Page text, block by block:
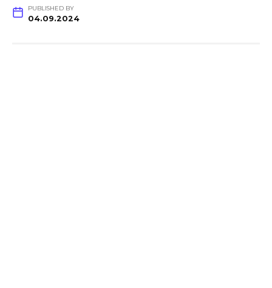
PUBLISHED BY
04.09.2024